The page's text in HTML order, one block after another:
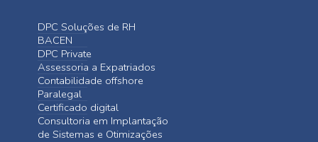
DPC Soluções de RH
BACEN
DPC Private
Assessoria a Expatriados
Contabilidade offshore
Paralegal
Certificado digital
Consultoria em Implantação
de Sistemas e Otimizações